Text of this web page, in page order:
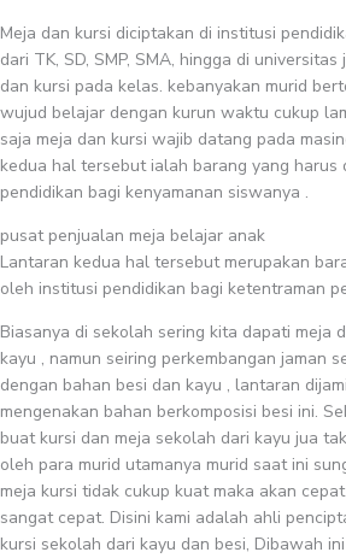
Meja dan kursi diciptakan di institusi
dari TK, SD, SMP, SMA, hingga di
dan kursi pada kelas. kebanyakan murid
wujud belajar dengan kurun waktu cukup
saja meja dan kursi wajib datang pada
kedua hal tersebut ialah barang yang harus
pendidikan bagi kenyamanan siswanya .
pusat penjualan meja belajar anak
Lantaran kedua hal tersebut merupakan
oleh institusi pendidikan bagi ketentraman
Biasanya di sekolah sering kita dapati meja
kayu , namun seiring perkembangan jaman
dengan bahan besi dan kayu , lantaran
mengenakan bahan berkomposisi besi ini.
buat kursi dan meja sekolah dari kayu jua
oleh para murid utamanya murid saat ini
meja kursi tidak cukup kuat maka akan
sangat cepat. Disini kami adalah ahli
kursi sekolah dari kayu dan besi, Dibawah